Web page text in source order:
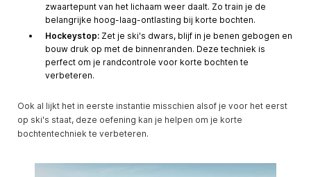
zwaartepunt van het lichaam weer daalt. Zo train je de
belangrijke hoog-laag-ontlasting bij korte bochten.
Hockeystop: Zet je ski's dwars, blijf in je benen gebogen en
bouw druk op met de binnenranden. Deze techniek is
perfect om je randcontrole voor korte bochten te
verbeteren.
Ook al lijkt het in eerste instantie misschien alsof je voor het eerst
op ski's staat, deze oefening kan je helpen om je korte
bochtentechniek te verbeteren.